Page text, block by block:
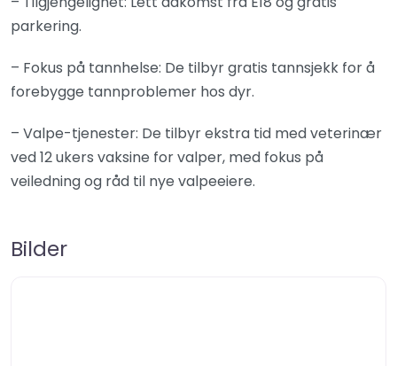
parkering.
– Fokus på tannhelse: De tilbyr gratis tannsjekk for å
forebygge tannproblemer hos dyr.
– Valpe-tjenester: De tilbyr ekstra tid med veterinær
ved 12 ukers vaksine for valper, med fokus på
veiledning og råd til nye valpeeiere.
Bilder